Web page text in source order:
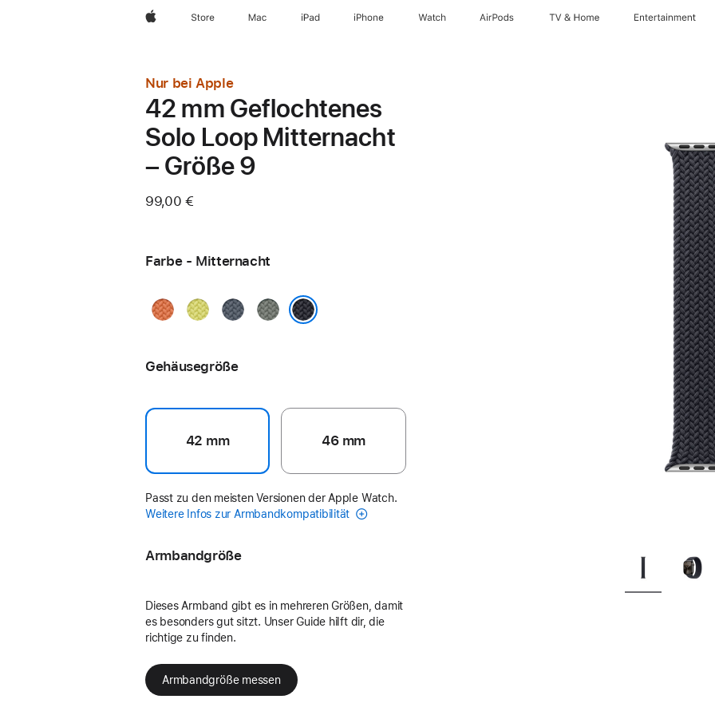
Apple Store Mac iPad iPhone Watch AirPods TV & Home Entertainment
Nur bei Apple
42 mm Geflochtenes
Solo Loop Mitternacht
– Größe 9
99,00 €
Farbe - Mitternacht
KurkumaNeongelbMaritimblau
Grüngrau
Gehäusegröße
42 mm 46 mm
Passt zu den meisten Versionen der Apple Watch.
Weitere Infos zur Armbandkompatibilität
Armbandgröße
Dieses Armband gibt es in mehreren Größen, damit
es besonders gut sitzt. Unser Guide hilft dir, die
richtige zu finden.
Armbandgröße messen